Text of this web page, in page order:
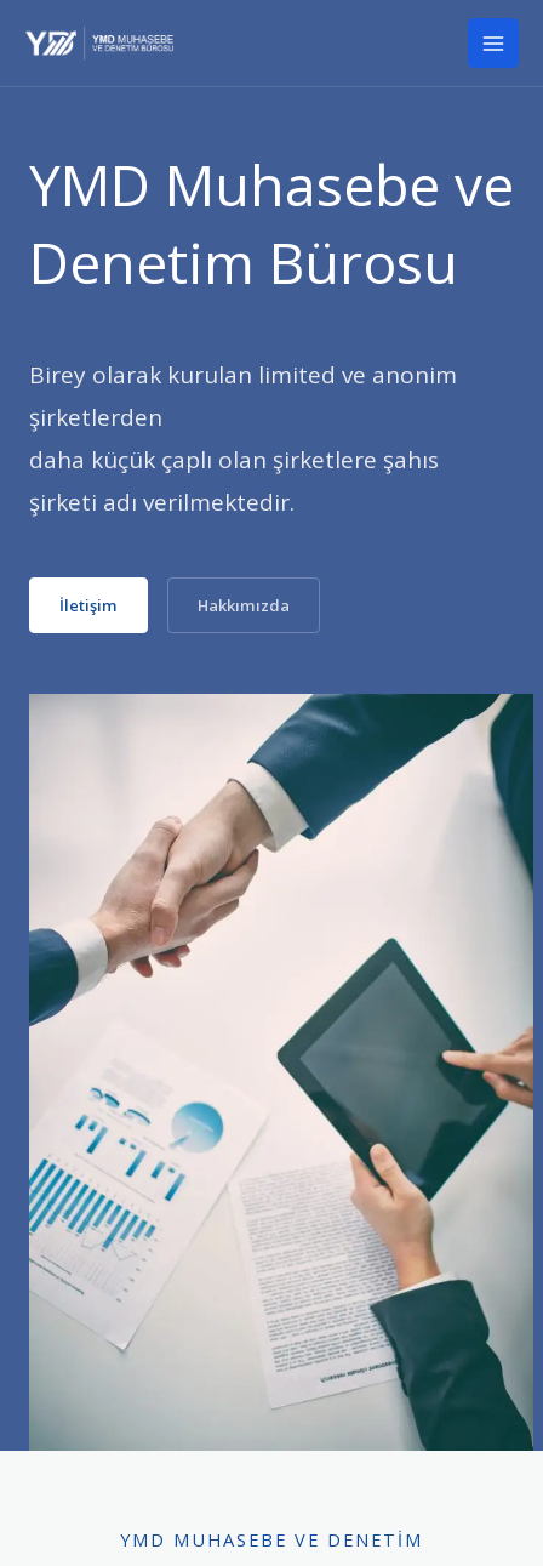
Main
YMD Muhasebe ve
Denetim Bürosu
Birey olarak kurulan limited ve anonim
şirketlerden
daha küçük çaplı olan şirketlere şahıs
şirketi adı verilmektedir.
İletişim Hakkımızda
YMD MUHASEBE VE DENETIM